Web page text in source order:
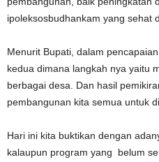
ipoleksosbudhankam yang sehat
Menurit Bupati, dalam
kedua dimana langkah nya yaitu
berbagai desa. Dan hasil
pembangunan kita semua untuk
Hari ini kita buktikan dengan
kalaupun program yang belum